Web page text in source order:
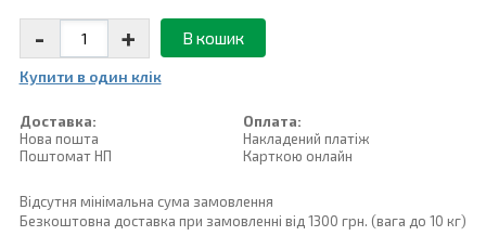
- + В кошик
Купити в один клiк
Доставка:
Нова пошта
Поштомат НП
Оплата:
Накладений платiж
Карткою онлайн
Відсутня мінімальна сума замовлення
Безкоштовна доставка при замовленні від 1300 грн. (вага до 10 кг)